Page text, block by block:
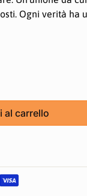
Ogni verità ha
al carrello